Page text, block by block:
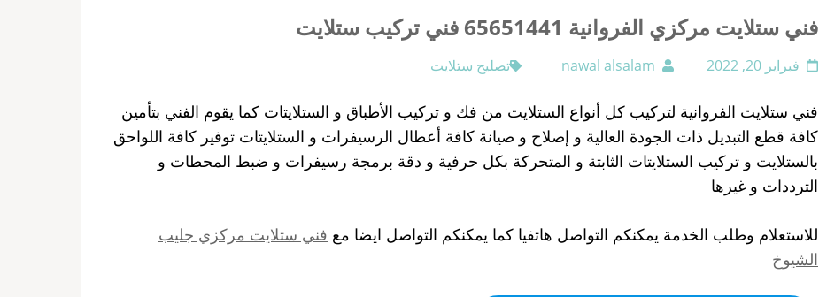
فني ستلايت مركزي الفروانية 65651441 فني تركيب ستلايت
فبراير 20, 2022 nawal alsalam تصليح ستلايت
فني ستلايت الفروانية لتركيب كل أنواع الستلايت من فك و تركيب الأطباق و الستلايتات كما يقوم الفني بتأمين
كافة قطع التبديل ذات الجودة العالية و إصلاح و صيانة كافة أعطال الرسيفرات و الستلايتات توفير كافة اللواحق
بالستلايت و تركيب الستلايتات الثابتة و المتحركة بكل حرفية و دقة برمجة رسيفرات و ضبط المحطات و
الترددات و غيرها
للاستعلام وطلب الخدمة يمكنكم التواصل هاتفيا كما يمكنكم التواصل ايضا مع فني ستلايت مركزي جليب
الشيوخ